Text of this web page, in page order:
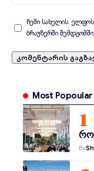
ჩემი სახელის.
ბრაუზერში
Most Popoular
By